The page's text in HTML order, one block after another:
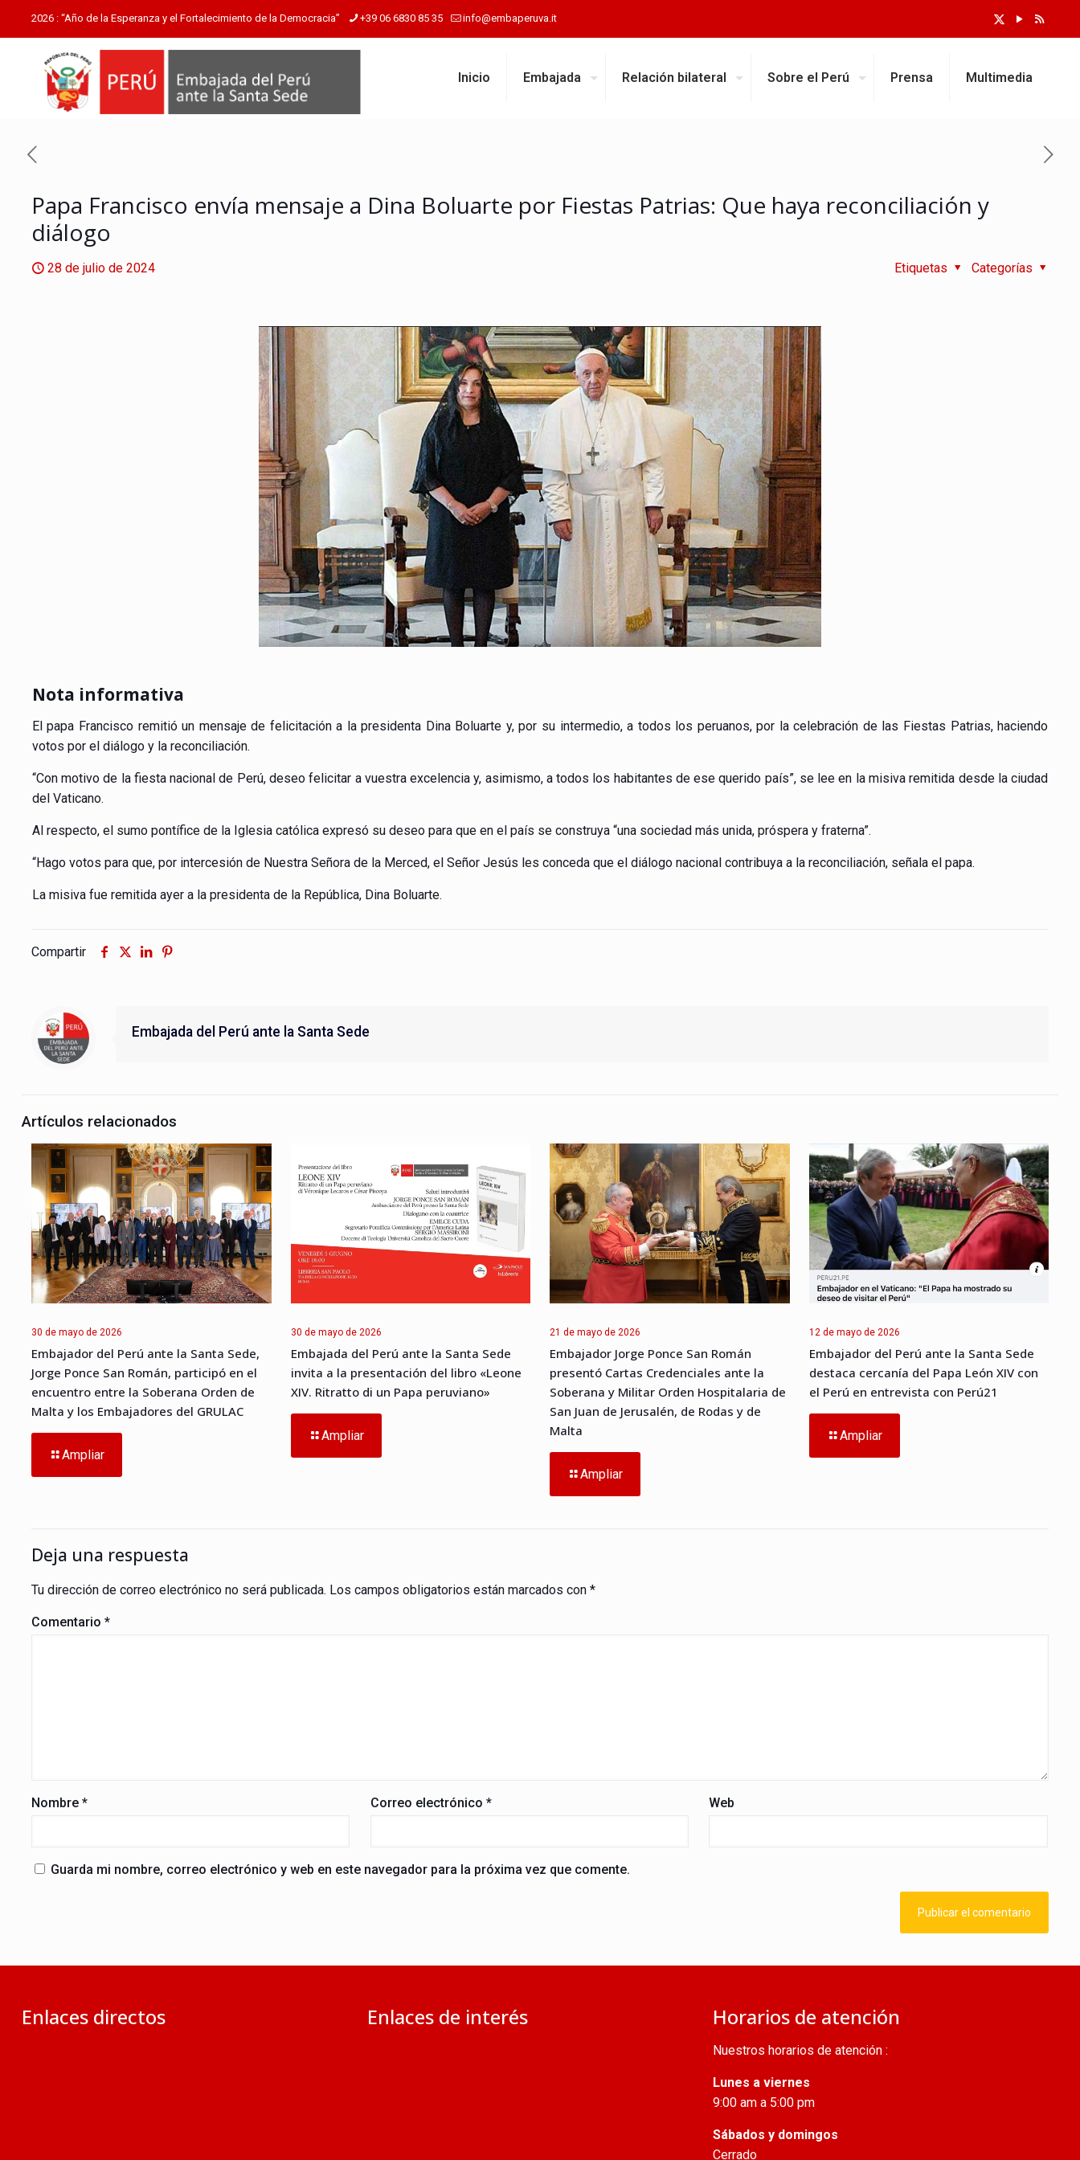
2026 : “Año de la Esperanza y el Fortalecimiento de la Democracia” +39 06 6830 85 35 info@embaperuva.it
Inicio Embajada Relación bilateral Sobre el Perú Prensa Multimedia
Papa Francisco envía mensaje a Dina Boluarte por Fiestas Patrias: Que haya reconciliación y
diálogo
28 de julio de 2024 Categorías
Etiquetas
Nota informativa
El papa Francisco remitió un mensaje de felicitación a la presidenta Dina Boluarte y, por su intermedio, a todos los peruanos, por la celebración de las Fiestas Patrias, haciendo
votos por el diálogo y la reconciliación.
“Con motivo de la fiesta nacional de Perú, deseo felicitar a vuestra excelencia y, asimismo, a todos los habitantes de ese querido país”, se lee en la misiva remitida desde la ciudad
del Vaticano.
Al respecto, el sumo pontífice de la Iglesia católica expresó su deseo para que en el país se construya “una sociedad más unida, próspera y fraterna”.
“Hago votos para que, por intercesión de Nuestra Señora de la Merced, el Señor Jesús les conceda que el diálogo nacional contribuya a la reconciliación, señala el papa.
La misiva fue remitida ayer a la presidenta de la República, Dina Boluarte.
Compartir
Embajada del Perú ante la Santa Sede
Artículos relacionados
30 de mayo de 2026
Embajador del Perú ante la Santa Sede,
Jorge Ponce San Román, participó en el
encuentro entre la Soberana Orden de
Malta y los Embajadores del GRULAC
Ampliar
30 de mayo de 2026
Embajada del Perú ante la Santa Sede
invita a la presentación del libro «Leone
XIV. Ritratto di un Papa peruviano»
Ampliar
21 de mayo de 2026
Embajador Jorge Ponce San Román
presentó Cartas Credenciales ante la
Soberana y Militar Orden Hospitalaria de
San Juan de Jerusalén, de Rodas y de
Malta
Ampliar
12 de mayo de 2026
Embajador del Perú ante la Santa Sede
destaca cercanía del Papa León XIV con
el Perú en entrevista con Perú21
Ampliar
Deja una respuesta
Tu dirección de correo electrónico no será publicada. Los campos obligatorios están marcados con *
Comentario *
Nombre * Correo electrónico * Web
Guarda mi nombre, correo electrónico y web en este navegador para la próxima vez que comente.
Enlaces directos Enlaces de interés Horarios de atención
Nuestros horarios de atención :
Lunes a viernes
9:00 am a 5:00 pm
Sábados y domingos
Cerrado